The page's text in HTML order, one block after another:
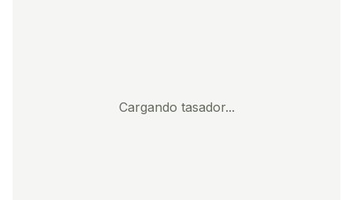
Cargando tasador...